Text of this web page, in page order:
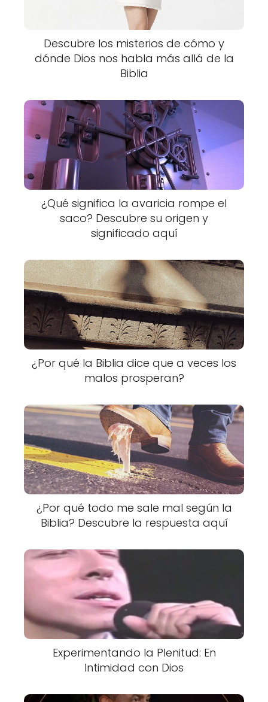
Descubre los misterios de cómo y
dónde Dios nos habla más allá de la
Biblia
¿Qué significa la avaricia rompe el
saco? Descubre su origen y
significado aquí
¿Por qué la Biblia dice que a veces los
malos prosperan?
¿Por qué todo me sale mal según la
Biblia? Descubre la respuesta aquí
Experimentando la Plenitud: En
Intimidad con Dios